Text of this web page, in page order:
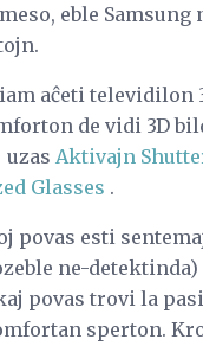
eble Samsung
aĉeti televidilon
de vidi 3D
Aktivajn
Glasses .
povas esti
ne-detektinda)
povas trovi la
sperton.